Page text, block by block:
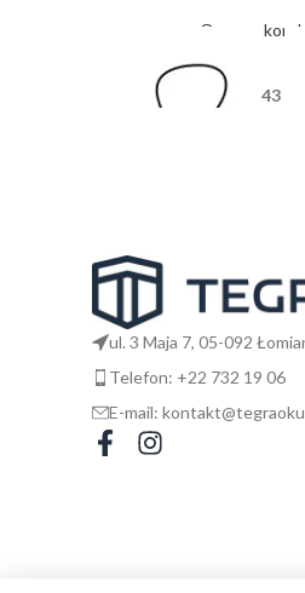
Oprawy
43
ul. 3 Maja 7, 05-092
Telefon: +22 732 19 06
E-mail: